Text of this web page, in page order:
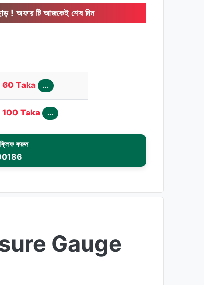
শেষ দিন
60 Taka ...
100 Taka ...
করুন
Gauge